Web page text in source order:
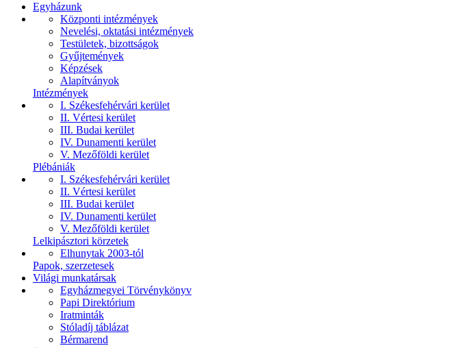
Egyházunk
Központi intézmények
Nevelési, oktatási intézmények
Testületek, bizottságok
Gyűjtemények
Képzések
Alapítványok
Intézmények
I. Székesfehérvári kerület
II. Vértesi kerület
III. Budai kerület
IV. Dunamenti kerület
V. Mezőföldi kerület
Plébániák
I. Székesfehérvári kerület
II. Vértesi kerület
III. Budai kerület
IV. Dunamenti kerület
V. Mezőföldi kerület
Lelkipásztori körzetek
Elhunytak 2003-tól
Papok, szerzetesek
Világi munkatársak
Egyházmegyei Törvénykönyv
Papi Direktórium
Iratminták
Stóladíj táblázat
Bérmarend